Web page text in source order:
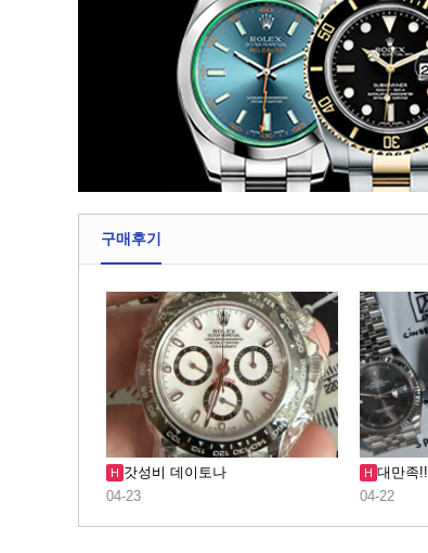
구매후기
H 갓성비 데이토나
04-23
H 대만족!!
04-22